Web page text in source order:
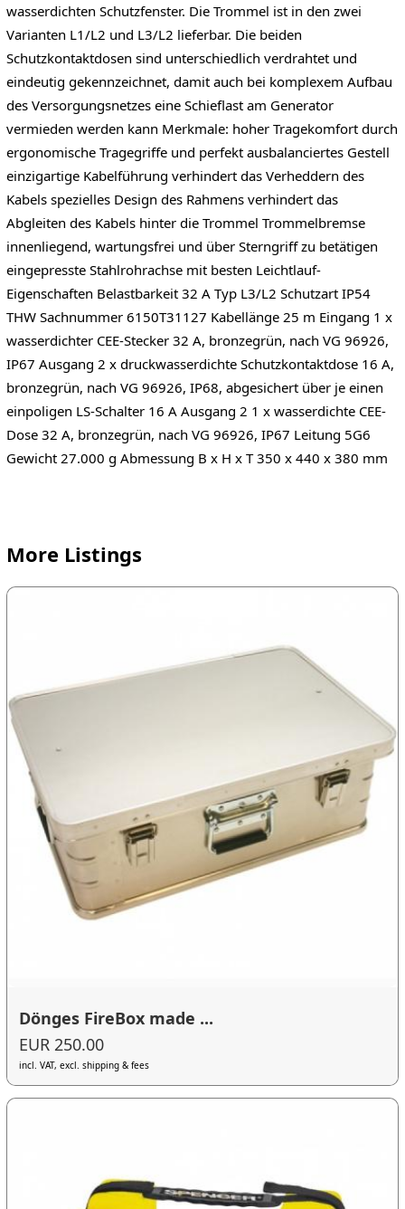
wasserdichten Schutzfenster. Die Trommel ist in den zwei
Varianten L1/L2 und L3/L2 lieferbar. Die beiden
Schutzkontaktdosen sind unterschiedlich verdrahtet und
eindeutig gekennzeichnet, damit auch bei komplexem Aufbau
des Versorgungsnetzes eine Schieflast am Generator
vermieden werden kann Merkmale: hoher Tragekomfort durch
ergonomische Tragegriffe und perfekt ausbalanciertes Gestell
einzigartige Kabelführung verhindert das Verheddern des
Kabels spezielles Design des Rahmens verhindert das
Abgleiten des Kabels hinter die Trommel Trommelbremse
innenliegend, wartungsfrei und über Sterngriff zu betätigen
eingepresste Stahlrohrachse mit besten Leichtlauf-
Eigenschaften Belastbarkeit 32 A Typ L3/L2 Schutzart IP54
THW Sachnummer 6150T31127 Kabellänge 25 m Eingang 1 x
wasserdichter CEE-Stecker 32 A, bronzegrün, nach VG 96926,
IP67 Ausgang 2 x druckwasserdichte Schutzkontaktdose 16 A,
bronzegrün, nach VG 96926, IP68, abgesichert über je einen
einpoligen LS-Schalter 16 A Ausgang 2 1 x wasserdichte CEE-
Dose 32 A, bronzegrün, nach VG 96926, IP67 Leitung 5G6
Gewicht 27.000 g Abmessung B x H x T 350 x 440 x 380 mm
More Listings
Dönges FireBox made ...
EUR 250.00
incl. VAT, excl. shipping & fees